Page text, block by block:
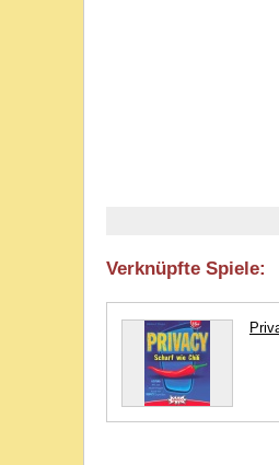
Verknüpfte Spiele: